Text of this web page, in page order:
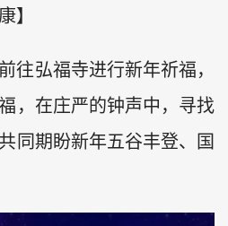
】
往弘福寺进行新年祈福，
，在庄严的钟声中，寻找
同期盼新年五谷丰登、国